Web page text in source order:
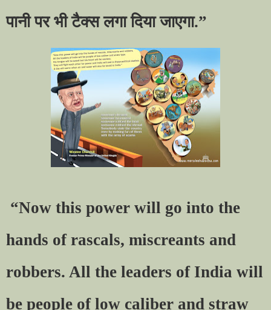
पानी पर भी टैक्स लगा दिया जाएगा.”
“Now this power will go into the
hands of rascals, miscreants and
robbers. All the leaders of India will
be people of low caliber and straw